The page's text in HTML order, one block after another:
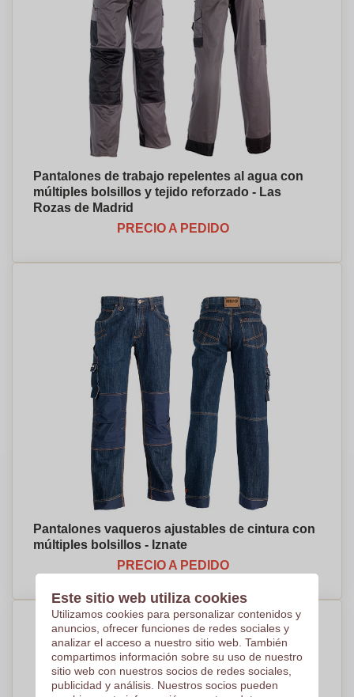
Pantalones de trabajo repelentes al agua con
múltiples bolsillos y tejido reforzado - Las
Rozas de Madrid
PRECIO A PEDIDO
Pantalones vaqueros ajustables de cintura con
múltiples bolsillos - Iznate
PRECIO A PEDIDO
Este sitio web utiliza cookies
Utilizamos cookies para personalizar contenidos y
anuncios, ofrecer funciones de redes sociales y
analizar el acceso a nuestro sitio web. También
compartimos información sobre su uso de nuestro
sitio web con nuestros socios de redes sociales,
publicidad y análisis. Nuestros socios pueden